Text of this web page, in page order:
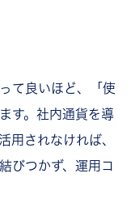
て良いほど、「使
す。社内通貨を導
用されなければ、
びつかず、運用コ